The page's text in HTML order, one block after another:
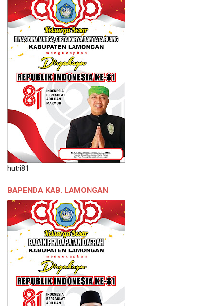
hutri81
BAPENDA KAB. LAMONGAN